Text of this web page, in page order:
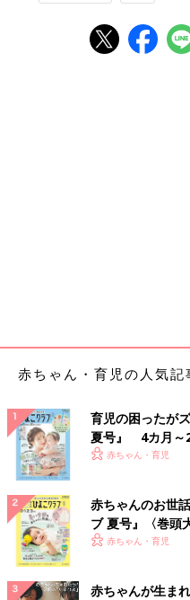
赤ちゃん・育児の人気記
育児の困ったが
夏号』 4カ月～
いっぱい！
赤ちゃん・育児
赤ちゃんのお世
ブ 夏号』〈巻頭
く！ おっぱい・
赤ちゃん・育児
赤ちゃんが生ま